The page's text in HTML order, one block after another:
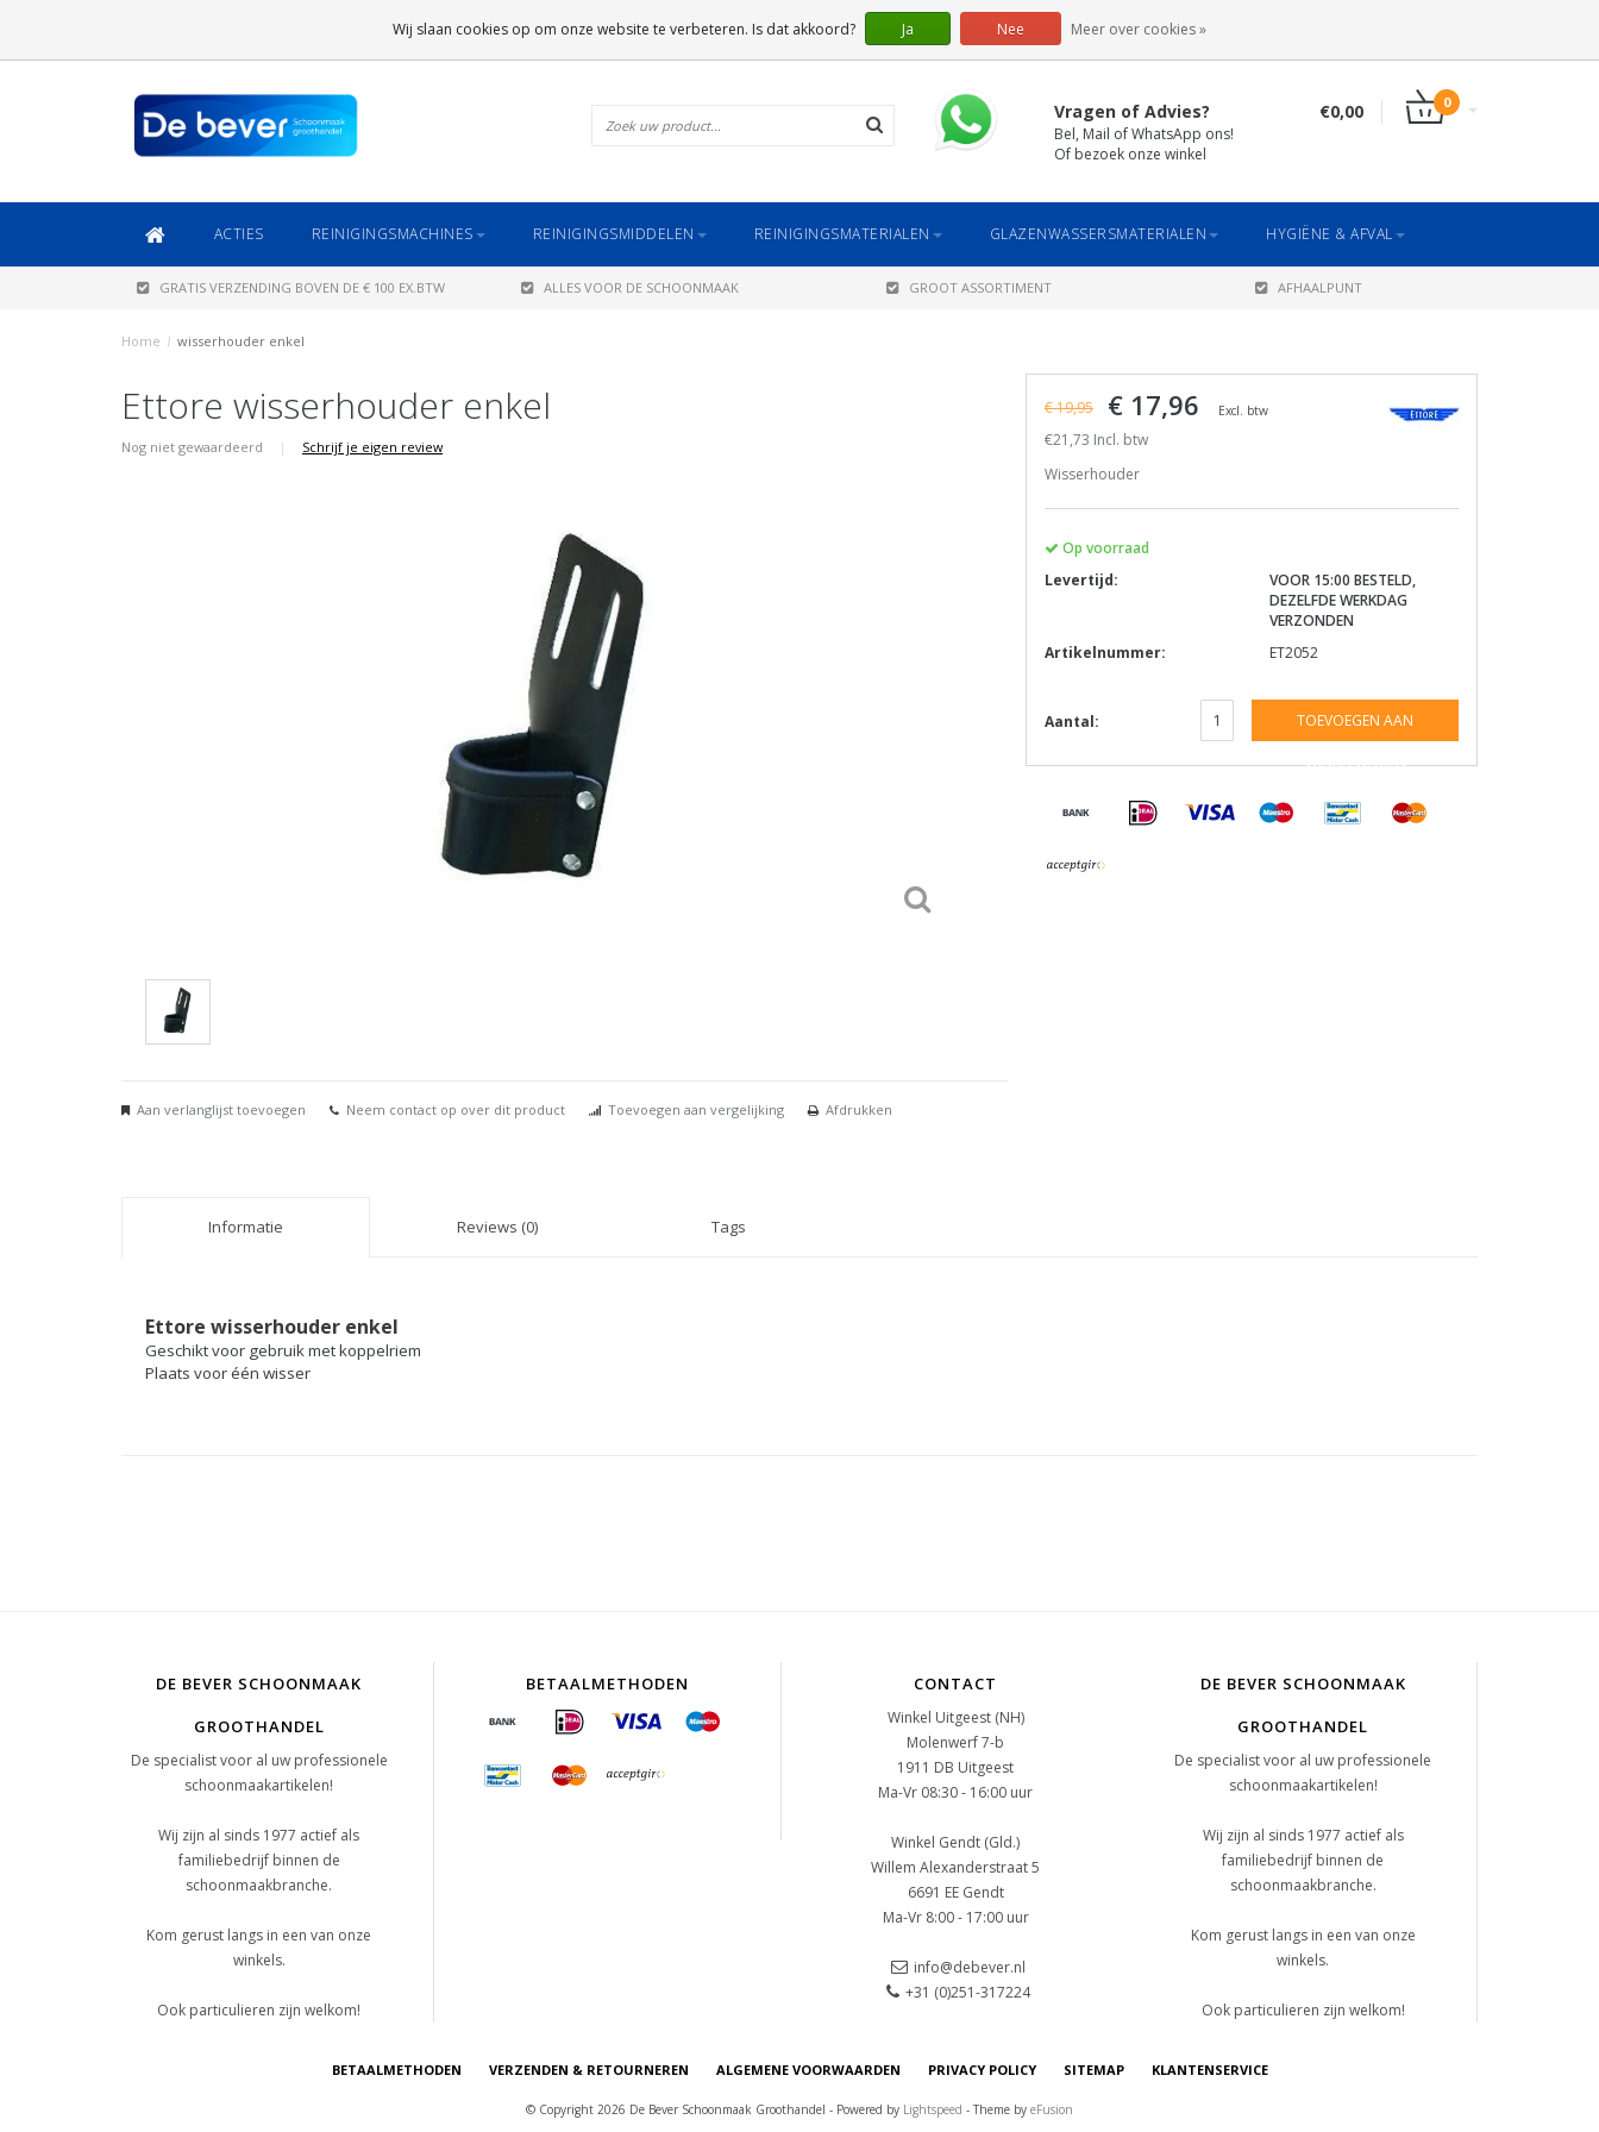
Vragen of Advies?
Bel, Mail of WhatsApp ons!
Of bezoek onze winkel
€0,00 0
ACTIES REINIGINGSMACHINES REINIGINGSMIDDELEN REINIGINGSMATERIALEN GLAZENWASSERSMATERIALEN HYGIËNE & AFVAL
GRATIS VERZENDING BOVEN DE € 100 EX.BTW ALLES VOOR DE SCHOONMAAK GROOT ASSORTIMENT AFHAALPUNT
Home / wisserhouder enkel
Ettore wisserhouder enkel
Nog niet gewaardeerd | Schrijf je eigen review
Aan verlanglijst toevoegen Neem contact op over dit product Toevoegen aan vergelijking Afdrukken
€ 19,95 € 17,96 Excl. btw
€21,73 Incl. btw
Wisserhouder
Op voorraad
Levertijd:
VOOR 15:00 BESTELD,
DEZELFDE WERKDAG
VERZONDEN
Artikelnummer:
ET2052
Aantal: TOEVOEGEN AAN
WINKELWAGEN
Informatie Reviews (0) Tags
Ettore wisserhouder enkel
Geschikt voor gebruik met koppelriem
Plaats voor één wisser
DE BEVER SCHOONMAAK
GROOTHANDEL
De specialist voor al uw professionele
schoonmaakartikelen!
Wij zijn al sinds 1977 actief als
familiebedrijf binnen de
schoonmaakbranche.
Kom gerust langs in een van onze
winkels.
Ook particulieren zijn welkom!
BETAALMETHODEN CONTACT
Winkel Uitgeest (NH)
Molenwerf 7-b
1911 DB Uitgeest
Ma-Vr 08:30 - 16:00 uur
Winkel Gendt (Gld.)
Willem Alexanderstraat 5
6691 EE Gendt
Ma-Vr 8:00 - 17:00 uur
info@debever.nl
+31 (0)251-317224
DE BEVER SCHOONMAAK
GROOTHANDEL
De specialist voor al uw professionele
schoonmaakartikelen!
Wij zijn al sinds 1977 actief als
familiebedrijf binnen de
schoonmaakbranche.
Kom gerust langs in een van onze
winkels.
Ook particulieren zijn welkom!
BETAALMETHODEN VERZENDEN & RETOURNEREN ALGEMENE VOORWAARDEN PRIVACY POLICY SITEMAP KLANTENSERVICE
© Copyright 2026 De Bever Schoonmaak Groothandel - Powered by Lightspeed - Theme by eFusion
Wij slaan cookies op om onze website te verbeteren. Is dat akkoord? Ja Nee Meer over cookies »